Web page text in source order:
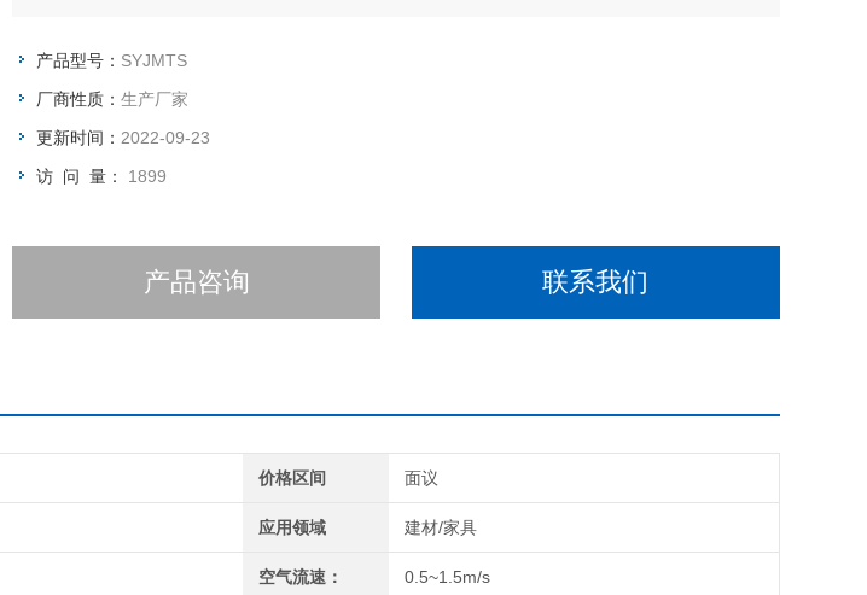
产品型号： SYJMTS
厂商性质： 生产厂家
更新时间： 2022-09-23
访 问 量： 1899
产品咨询 联系我们
价格区间 面议
应用领域 建材/家具
空气流速： 0.5~1.5m/s